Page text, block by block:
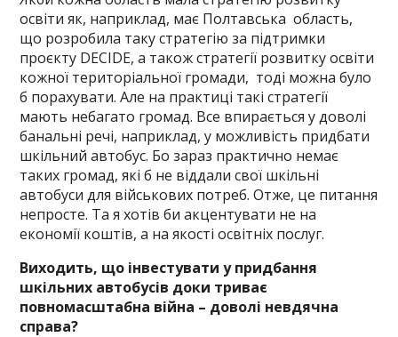
освіти як, наприклад, має Полтавська область,
що розробила таку стратегію за підтримки
проєкту DECIDE, а також стратегії розвитку освіти
кожної територіальної громади, тоді можна було
б порахувати. Але на практиці такі стратегії
мають небагато громад. Все впирається у доволі
банальні речі, наприклад, у можливість придбати
шкільний автобус. Бо зараз практично немає
таких громад, які б не віддали свої шкільні
автобуси для військових потреб. Отже, це питання
непросте. Та я хотів би акцентувати не на
економії коштів, а на якості освітніх послуг.
Виходить, що інвестувати у придбання
шкільних автобусів доки триває
повномасштабна війна – доволі невдячна
справа?